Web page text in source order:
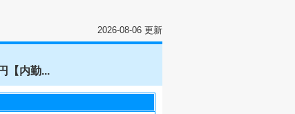
2026-08-06 更新
【内勤...